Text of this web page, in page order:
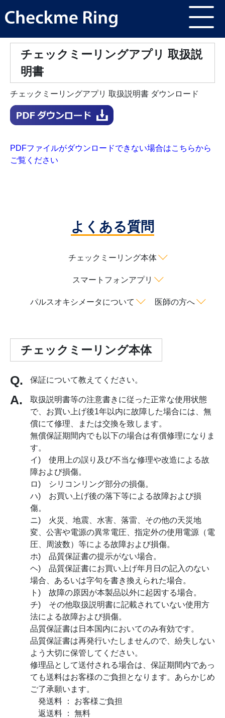
チェックミーリングアプリ 取扱説
明書
チェックミーリングアプリ 取扱説明書 ダウンロード
PDFファイルがダウンロードできない場合はこちらから
ご覧ください
よくある質問
チェックミーリング本体
スマートフォンアプリ
パルスオキシメータについて 医師の方へ
チェックミーリング本体
保証について教えてください。
取扱説明書等の注意書きに従った正常な使用状態
で、お買い上げ後1年以内に故障した場合には、無
償にて修理、または交換を致します。
無償保証期間内でも以下の場合は有償修理になりま
す。
イ) 使用上の誤り及び不当な修理や改造による故
障および損傷。
ロ) シリコンリング部分の損傷。
ハ) お買い上げ後の落下等による故障および損
傷。
ニ) 火災、地震、水害、落雷、その他の天災地
変、公害や電源の異常電圧、指定外の使用電源（電
圧、周波数）等による故障および損傷。
ホ) 品質保証書の提示がない場合。
ヘ) 品質保証書にお買い上げ年月日の記入のない
場合、あるいは字句を書き換えられた場合。
ト) 故障の原因が本製品以外に起因する場合。
チ) その他取扱説明書に記載されていない使用方
法による故障および損傷。
品質保証書は日本国内においてのみ有効です。
品質保証書は再発行いたしませんので、紛失しない
よう大切に保管してください。
修理品として送付される場合は、保証期間内であっ
ても送料はお客様のご負担となります。あらかじめ
ご了承願います。
発送料 ： お客様ご負担
返送料 ： 無料